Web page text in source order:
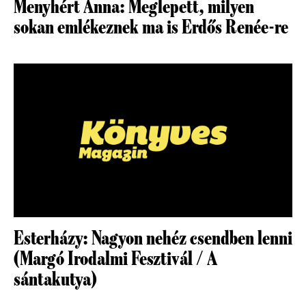
Menyhért Anna: Meglepett, milyen
sokan emlékeznek ma is Erdős Renée-re
Esterházy: Nagyon nehéz csendben lenni
(Margó Irodalmi Fesztivál / A
sántakutya)